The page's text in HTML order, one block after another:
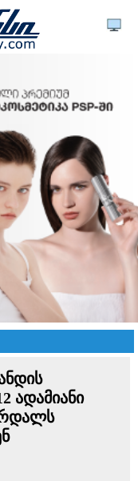
ადამიანი